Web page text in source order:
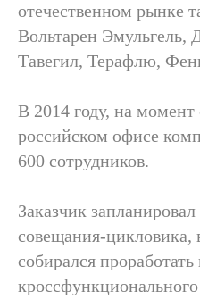
отечественном рынке
Вольтарен Эмульгель,
Тавегил, Терафлю,
В 2014 году, на
российском офисе
600 сотрудников.
Заказчик
совещания-цикловика,
собирался